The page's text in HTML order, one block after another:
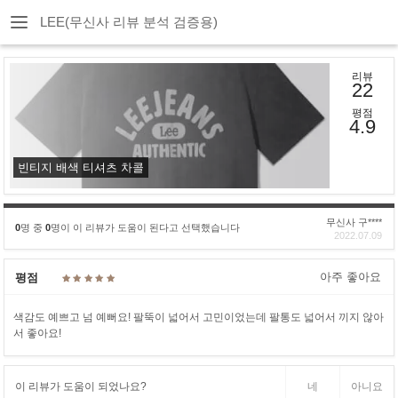
LEE(무신사 리뷰 분석 검증용)
빈티지 배색 티셔츠 차콜
리뷰
22
평점
4.9
0명 중 0명이 이 리뷰가 도움이 된다고 선택했습니다
무신사 구****
2022.07.09
평점 아주 좋아요
색감도 예쁘고 넘 예뻐요! 팔뚝이 넓어서 고민이었는데 팔통도 넓어서 끼지 않아
서 좋아요!
이 리뷰가 도움이 되었나요? 네 아니요